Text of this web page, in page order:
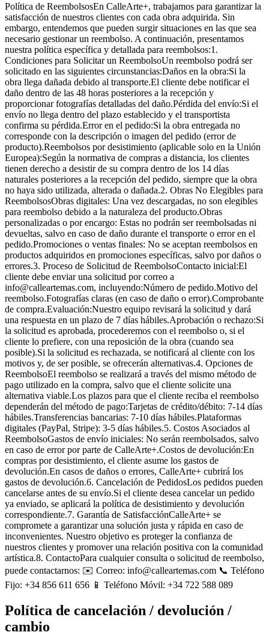
Política de ReembolsosEn CalleArte+, trabajamos para garantizar la
satisfacción de nuestros clientes con cada obra adquirida. Sin
embargo, entendemos que pueden surgir situaciones en las que sea
necesario gestionar un reembolso. A continuación, presentamos
nuestra política específica y detallada para reembolsos:1.
Condiciones para Solicitar un ReembolsoUn reembolso podrá ser
solicitado en las siguientes circunstancias:Daños en la obra:Si la
obra llega dañada debido al transporte.El cliente debe notificar el
daño dentro de las 48 horas posteriores a la recepción y
proporcionar fotografías detalladas del daño.Pérdida del envío:Si el
envío no llega dentro del plazo establecido y el transportista
confirma su pérdida.Error en el pedido:Si la obra entregada no
corresponde con la descripción o imagen del pedido (error de
producto).Reembolsos por desistimiento (aplicable solo en la Unión
Europea):Según la normativa de compras a distancia, los clientes
tienen derecho a desistir de su compra dentro de los 14 días
naturales posteriores a la recepción del pedido, siempre que la obra
no haya sido utilizada, alterada o dañada.2. Obras No Elegibles para
ReembolsosObras digitales: Una vez descargadas, no son elegibles
para reembolso debido a la naturaleza del producto.Obras
personalizadas o por encargo: Estas no podrán ser reembolsadas ni
devueltas, salvo en caso de daño durante el transporte o error en el
pedido.Promociones o ventas finales: No se aceptan reembolsos en
productos adquiridos en promociones específicas, salvo por daños o
errores.3. Proceso de Solicitud de ReembolsoContacto inicial:El
cliente debe enviar una solicitud por correo a
info@calleartemas.com, incluyendo:Número de pedido.Motivo del
reembolso.Fotografías claras (en caso de daño o error).Comprobante
de compra.Evaluación:Nuestro equipo revisará la solicitud y dará
una respuesta en un plazo de 7 días hábiles.Aprobación o rechazo:Si
la solicitud es aprobada, procederemos con el reembolso o, si el
cliente lo prefiere, con una reposición de la obra (cuando sea
posible).Si la solicitud es rechazada, se notificará al cliente con los
motivos y, de ser posible, se ofrecerán alternativas.4. Opciones de
ReembolsoEl reembolso se realizará a través del mismo método de
pago utilizado en la compra, salvo que el cliente solicite una
alternativa viable.Los plazos para que el cliente reciba el reembolso
dependerán del método de pago:Tarjetas de crédito/débito: 7-14 días
hábiles.Transferencias bancarias: 7-10 días hábiles.Plataformas
digitales (PayPal, Stripe): 3-5 días hábiles.5. Costos Asociados al
ReembolsoGastos de envío iniciales: No serán reembolsados, salvo
en caso de error por parte de CalleArte+.Costos de devolución:En
compras por desistimiento, el cliente asume los gastos de
devolución.En casos de daños o errores, CalleArte+ cubrirá los
gastos de devolución.6. Cancelación de PedidosLos pedidos pueden
cancelarse antes de su envío.Si el cliente desea cancelar un pedido
ya enviado, se aplicará la política de desistimiento y devolución
correspondiente.7. Garantía de SatisfacciónCalleArte+ se
compromete a garantizar una solución justa y rápida en caso de
inconvenientes. Nuestro objetivo es proteger la confianza de
nuestros clientes y promover una relación positiva con la comunidad
artística.8. ContactoPara cualquier consulta o solicitud de reembolso,
puede contactarnos: ✉️ Correo: info@calleartemas.com 📞 Teléfono
Fijo: +34 856 611 656 📱 Teléfono Móvil: +34 722 588 089
Política de cancelación / devolución /
cambio